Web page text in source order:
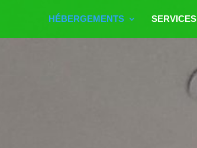
HÉBERGEMENTS SERVICES